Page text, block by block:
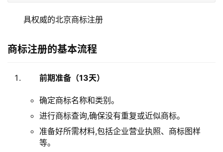
具权威的北京商标注册
商标注册的基本流程
前期准备（13天）
确定商标名称和类别。
进行商标查询,确保没有重复或近似商标。
准备好所需材料,包括企业营业执照、商标图样
等。